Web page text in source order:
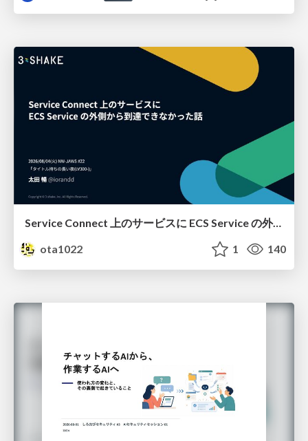
Service Connect 上のサービスに ECS Service の外側から到達できなかった話
ota1022
1 140